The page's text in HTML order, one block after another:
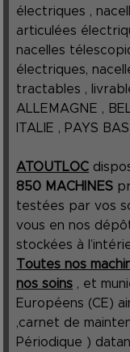
électriques ,
articulées
nacelles
électriques,
tractables ,
ALLEMAGNE ,
ITALIE , PAYS BAS
ATOUTLOC
850 MACHINES
testées par vos
vous en nos
stockées à
Toutes nos
nos soins , et
Européens (CE)
,carnet de
Périodique )